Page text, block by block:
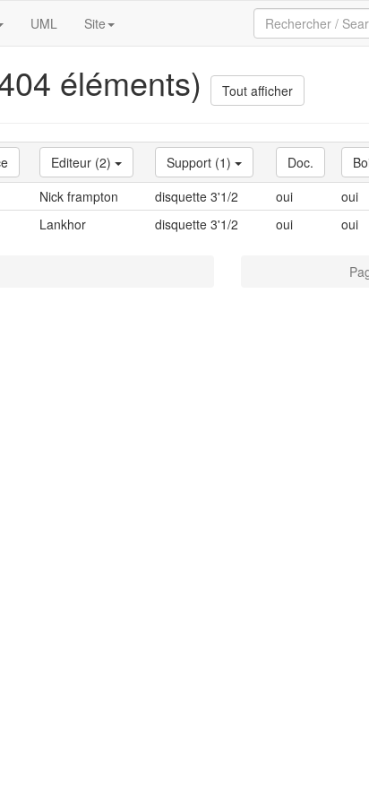
UML Site
éléments) Tout afficher
Editeur (2) Support (1) Doc.
Nick frampton disquette 3'1/2 oui oui
Lankhor disquette 3'1/2 oui oui